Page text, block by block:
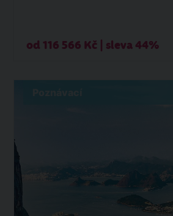
od 116 566 Kč | sleva 44%